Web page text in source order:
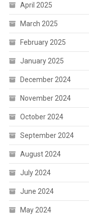
April 2025
March 2025
February 2025
January 2025
December 2024
November 2024
October 2024
September 2024
August 2024
July 2024
June 2024
May 2024